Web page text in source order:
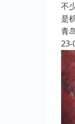
不
是
青
23-